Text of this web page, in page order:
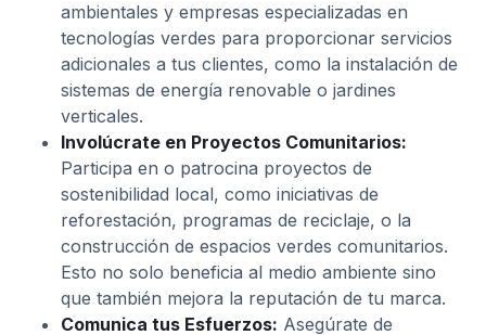
ambientales y empresas especializadas en
tecnologías verdes para proporcionar servicios
adicionales a tus clientes, como la instalación de
sistemas de energía renovable o jardines
verticales.
Involúcrate en Proyectos Comunitarios:
Participa en o patrocina proyectos de
sostenibilidad local, como iniciativas de
reforestación, programas de reciclaje, o la
construcción de espacios verdes comunitarios.
Esto no solo beneficia al medio ambiente sino
que también mejora la reputación de tu marca.
Comunica tus Esfuerzos: Asegúrate de